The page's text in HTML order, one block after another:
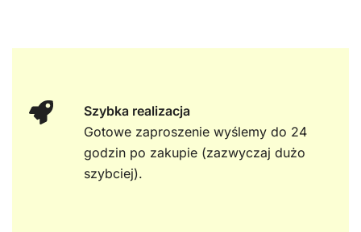
Szybka realizacja
Gotowe zaproszenie wyślemy do 24
godzin po zakupie (zazwyczaj dużo
szybciej).